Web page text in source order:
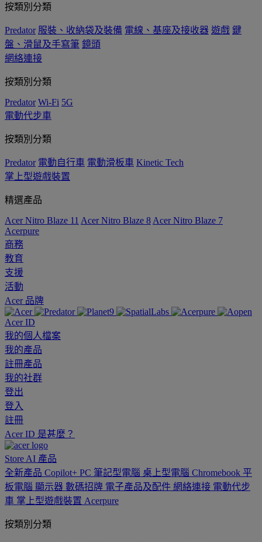
按類別分類
Predator 服裝、收納袋及裝備 電線、基座及接收器 遊戲 鍵
盤、滑鼠及手寫筆 鏡頭
網絡連接
按類別分類
Predator Wi-Fi 5G
電動代步車
按類別分類
Predator 電動自行車 電動滑板車 Kinetic Tech
掌上型遊戲裝置
精選產品
Acer Nitro Blaze 11 Acer Nitro Blaze 8 Acer Nitro Blaze 7
Acerpure
商務
教育
支援
活動
Acer 品牌
Acer ID
我的個人檔案
我的產品
註冊產品
我的社群
登出
登入
註冊
Acer ID 是甚麼？
Store AI 產品
全新產品 Copilot+ PC 筆記型電腦 桌上型電腦 Chromebook 平
板電腦 顯示器 數碼招牌 電子產品及配件 網絡連接 電動代步
車 掌上型遊戲裝置 Acerpure
按類別分類